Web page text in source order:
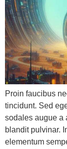
Proin faucibus
tincidunt. Sed
sodales augue a
blandit pulvinar.
elementum